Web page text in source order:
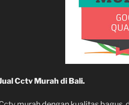
Cctv Murah di Bali.